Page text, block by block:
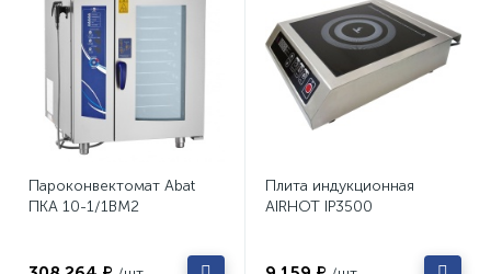
Пароконвектомат Abat
ПКА 10-1/1ВМ2
Плита индукционная
AIRHOT IP3500